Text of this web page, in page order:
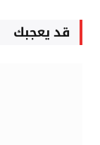
قد يعجبك